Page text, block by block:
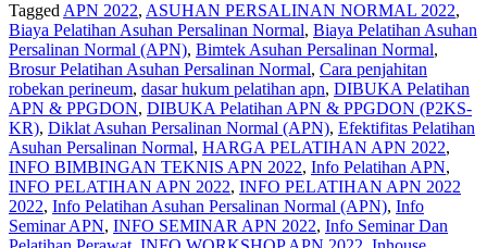
Tagged APN 2022, ASUHAN PERSALINAN NORMAL 2022,
Biaya Pelatihan Asuhan Persalinan Normal, Biaya Pelatihan Asuhan
Persalinan Normal (APN), Bimtek Asuhan Persalinan Normal,
Brosur Pelatihan Asuhan Persalinan Normal, Cara penjahitan
robekan perineum, dasar hukum pelatihan apn, DIBUKA Pelatihan
APN & PPGDON, DIBUKA Pelatihan APN & PPGDON (P2KS-
KR), Diklat Asuhan Persalinan Normal (APN), Efektifitas Pelatihan
Asuhan Persalinan Normal, HARGA PELATIHAN APN 2022,
INFO BIMBINGAN TEKNIS APN 2022, Info Pelatihan APN,
INFO PELATIHAN APN 2022, INFO PELATIHAN APN 2022
2022, Info Pelatihan Asuhan Persalinan Normal (APN), Info
Seminar APN, INFO SEMINAR APN 2022, Info Seminar Dan